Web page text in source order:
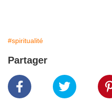
#spiritualité
Partager